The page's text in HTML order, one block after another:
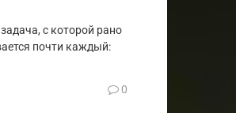
с которой рано
почти каждый:
0